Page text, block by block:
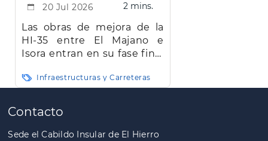
20 Jul 2026 2 mins.
Las obras de mejora de la
HI-35 entre El Majano e
Isora entran en su fase final
Infraestructuras y Carreteras
Paginación
Contacto
Sede el Cabildo Insular de El Hierro